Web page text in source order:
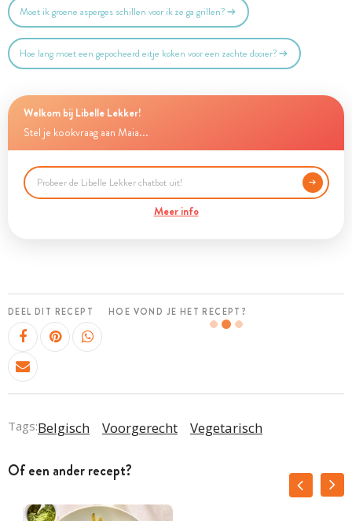
Moet ik groene asperges schillen voor ik ze ga grillen?
Hoe lang moet een gepocheerd eitje koken voor een zachte dooier?
Welkom bij Libelle Lekker!
Stel je kookvraag aan Maia...
Meer info
DEEL DIT RECEPT HOE VOND JE HET RECEPT?
Tags:Belgisch Voorgerecht Vegetarisch
Of een ander recept?